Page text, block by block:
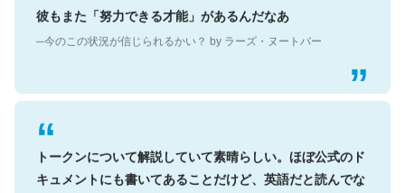
彼もまた「努力できる才能」があるんだなあ
─今のこの状況が信じられるかい？ by ラーズ・ヌートバー
トークンについて解説していて素晴らしい。ほぼ公式のド
キュメントにも書いてあることだけど、英語だと読んでな